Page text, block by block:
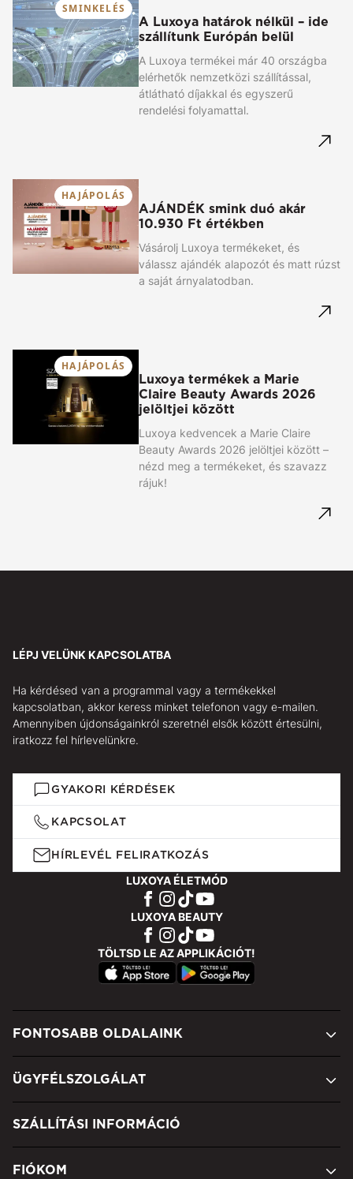
SMINKELÉS
A Luxoya határok nélkül – ide
szállítunk Európán belül
A Luxoya termékei már 40 országba
elérhetők nemzetközi szállítással,
átlátható díjakkal és egyszerű
rendelési folyamattal.
HAJÁPOLÁS
AJÁNDÉK smink duó akár
10.930 Ft értékben
Vásárolj Luxoya termékeket, és
válassz ajándék alapozót és matt rúzst
a saját árnyalatodban.
HAJÁPOLÁS
Luxoya termékek a Marie
Claire Beauty Awards 2026
jelöltjei között
Luxoya kedvencek a Marie Claire
Beauty Awards 2026 jelöltjei között –
nézd meg a termékeket, és szavazz
rájuk!
LÉPJ VELÜNK KAPCSOLATBA
Ha kérdésed van a programmal vagy a termékekkel
kapcsolatban, akkor keress minket telefonon vagy e-mailen.
Amennyiben újdonságainkról szeretnél elsők között értesülni,
iratkozz fel hírlevelünkre.
GYAKORI KÉRDÉSEK
KAPCSOLAT
HÍRLEVÉL FELIRATKOZÁS
LUXOYA ÉLETMÓD
LUXOYA BEAUTY
TÖLTSD LE AZ APPLIKÁCIÓT!
FONTOSABB OLDALAINK
ÜGYFÉLSZOLGÁLAT
SZÁLLÍTÁSI INFORMÁCIÓ
FIÓKOM